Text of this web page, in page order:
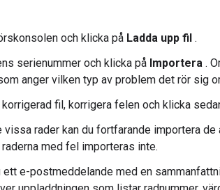
och klicka på Ladda upp fil .
serienummer och klicka på Importera .
anger vilken typ av problem det rör sig
fil, korrigera felen och klicka
rader kan du fortfarande importera de
raderna med fel importeras inte.
ett e-postmeddelande med en